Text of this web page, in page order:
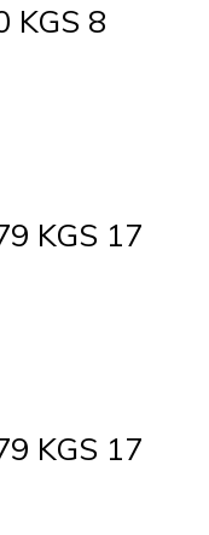
KGS 8
KGS 17
KGS 17